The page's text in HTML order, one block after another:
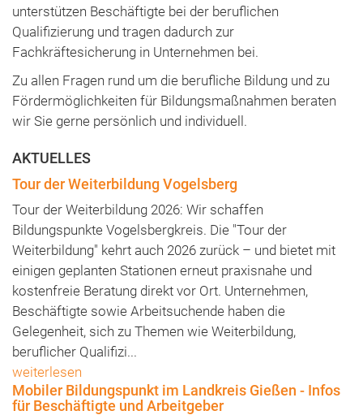
unterstützen Beschäftigte bei der beruflichen
Qualifizierung und tragen dadurch zur
Fachkräftesicherung in Unternehmen bei.
Zu allen Fragen rund um die berufliche Bildung und zu
Fördermöglichkeiten für Bildungsmaßnahmen beraten
wir Sie gerne persönlich und individuell.
AKTUELLES
Tour der Weiterbildung Vogelsberg
Tour der Weiterbildung 2026: Wir schaffen
Bildungspunkte Vogelsbergkreis. Die "Tour der
Weiterbildung" kehrt auch 2026 zurück – und bietet mit
einigen geplanten Stationen erneut praxisnahe und
kostenfreie Beratung direkt vor Ort. Unternehmen,
Beschäftigte sowie Arbeitsuchende haben die
Gelegenheit, sich zu Themen wie Weiterbildung,
beruflicher Qualifizi...
weiterlesen
Mobiler Bildungspunkt im Landkreis Gießen - Infos
für Beschäftigte und Arbeitgeber